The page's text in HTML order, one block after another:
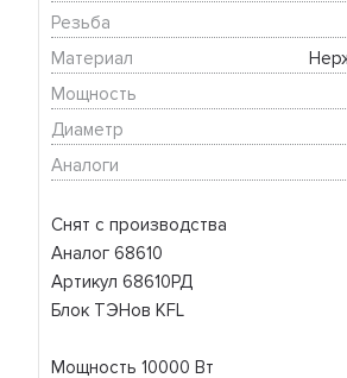
Снят с производства
Аналог 68610
Артикул 68610РД
Блок ТЭНов KFL
Мощность 10000 Вт
Резьба
Материал
Мощность
Диаметр
Аналоги